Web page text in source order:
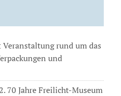
rund um das
und
70 Jahre Freilicht-Museum